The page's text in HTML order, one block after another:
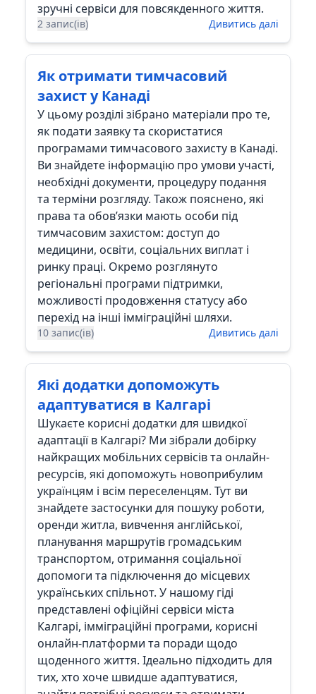
зручні сервіси для повсякденного життя.
2 запис(ів) Дивитись далі
Як отримати тимчасовий
захист у Канаді
У цьому розділі зібрано матеріали про те,
як подати заявку та скористатися
програмами тимчасового захисту в Канаді.
Ви знайдете інформацію про умови участі,
необхідні документи, процедуру подання
та терміни розгляду. Також пояснено, які
права та обов’язки мають особи під
тимчасовим захистом: доступ до
медицини, освіти, соціальних виплат і
ринку праці. Окремо розглянуто
регіональні програми підтримки,
можливості продовження статусу або
перехід на інші імміграційні шляхи.
10 запис(ів) Дивитись далі
Які додатки допоможуть
адаптуватися в Калгарі
Шукаєте корисні додатки для швидкої
адаптації в Калгарі? Ми зібрали добірку
найкращих мобільних сервісів та онлайн-
ресурсів, які допоможуть новоприбулим
українцям і всім переселенцям. Тут ви
знайдете застосунки для пошуку роботи,
оренди житла, вивчення англійської,
планування маршрутів громадським
транспортом, отримання соціальної
допомоги та підключення до місцевих
українських спільнот. У нашому гіді
представлені офіційні сервіси міста
Калгарі, імміграційні програми, корисні
онлайн-платформи та поради щодо
щоденного життя. Ідеально підходить для
тих, хто хоче швидше адаптуватися,